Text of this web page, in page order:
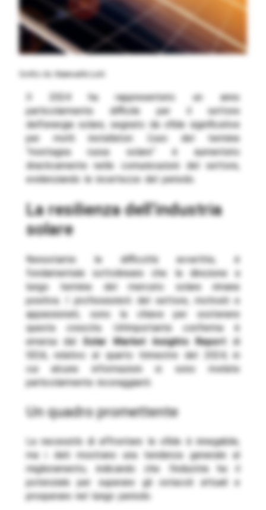
Giancarlo Loti
Il 2024 ha rappresentato un anno
particolarmente difficile per il settore
dell’energia solare, segnato da sfide significative
per molti installatori. L’uso del termine
“montagna russa solare” è aumentato
drasticamente nelle comunicazioni del settore,
evidenziando le incertezze del periodo.
la resilienza dell’industria
solare
Nonostante le difficoltà avvertite, è
fondamentale sottolineare che la direzione a
lungo termine del mercato solare rimane
positiva. I professionisti del settore, motivati e
appassionati, sono la chiave per sostenere
questa crescita. Un’importante conferma è
emersa dal
Solar Market Insights Report
di
SEIA, relativo al quarto trimestre del 2024, in
cui alcune informazioni si sono rivelate
particolarmente incoraggianti.
un quadro promettente
La necessità di affrontare le sfide è innegabile,
ma i dati mostrano una tendenza generale al
miglioramento, indicando che l’industria ha il
potenziale per superare gli ostacoli attuali e
prosperare nel lungo periodo.